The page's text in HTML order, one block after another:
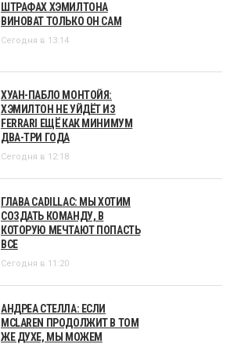
ШТРАФАХ ХЭМИЛТОНА
ВИНОВАТ ТОЛЬКО ОН САМ
Сегодня в 13:14
ХУАН-ПАБЛО МОНТОЙЯ:
ХЭМИЛТОН НЕ УЙДЁТ ИЗ
FERRARI ЕЩЁ КАК МИНИМУМ
ДВА-ТРИ ГОДА
Сегодня в 12:18
ГЛАВА CADILLAC: МЫ ХОТИМ
СОЗДАТЬ КОМАНДУ, В
КОТОРУЮ МЕЧТАЮТ ПОПАСТЬ
ВСЕ
Сегодня в 11:20
АНДРЕА СТЕЛЛА: ЕСЛИ
MCLAREN ПРОДОЛЖИТ В ТОМ
ЖЕ ДУХЕ, МЫ МОЖЕМ